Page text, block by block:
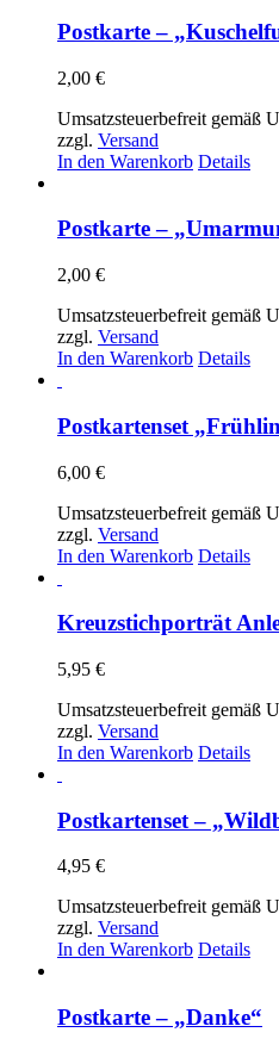
mehrere
Optionen
können
auf
der
werden
Postkarte –
2,00 €
Umsatzsteuerbefreit gemäß
zzgl. Versand
In den Warenkorb Details
Postkarte –
2,00 €
Umsatzsteuerbefreit gemäß
zzgl. Versand
In den Warenkorb Details
Postkartenset
6,00 €
Umsatzsteuerbefreit gemäß
zzgl. Versand
In den Warenkorb Details
Kreuzstichporträt
5,95 €
Umsatzsteuerbefreit gemäß
zzgl. Versand
In den Warenkorb Details
Postkartenset –
4,95 €
Umsatzsteuerbefreit gemäß
zzgl. Versand
In den Warenkorb Details
Postkarte – „Danke“